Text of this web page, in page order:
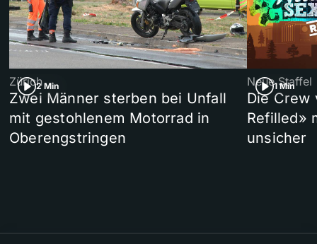
2 Min
Zürich
Zwei Männer sterben bei Unfall
mit gestohlenem Motorrad in
Oberengstringen
1 Min
Neue Staffel
Die Crew
Refilled»
unsicher